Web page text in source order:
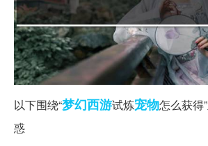
以下围绕“梦幻西游试炼宠物怎么获得
惑